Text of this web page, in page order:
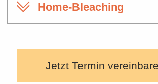
Home-Bleaching
Jetzt Termin